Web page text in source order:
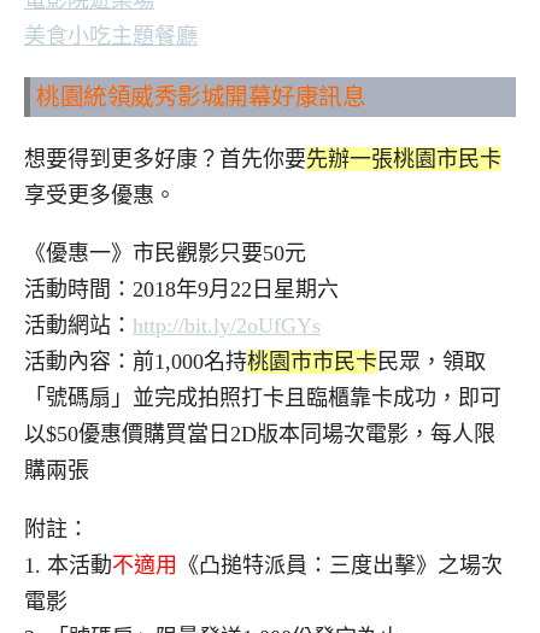
美食小吃主題餐廳
桃園統領威秀影城開幕好康訊息
想要得到更多好康？首先你要先辦一張桃園市民卡
享受更多優惠。
《優惠一》市民觀影只要50元
活動時間：2018年9月22日星期六
活動網站： http://bit.ly/2oUfGYs
活動內容：前1,000名持桃園市市民卡 民眾，領取
「號碼扇」並完成拍照打卡且臨櫃靠卡成功，即可
以$50優惠價購買當日2D版本同場次電影，每人限
購兩張
附註：
1. 本活動不適用 《凸搥特派員：三度出擊》之場次
電影